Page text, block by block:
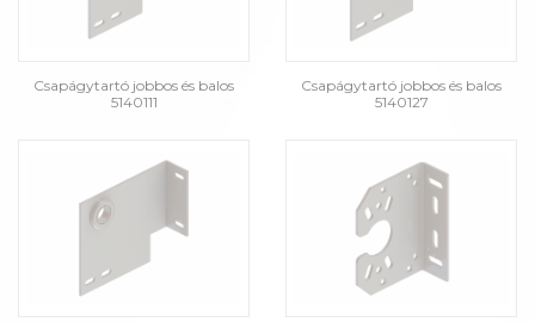
Csapágytartó jobbos és balos
5140111
Csapágytartó jobbos és balos
5140127